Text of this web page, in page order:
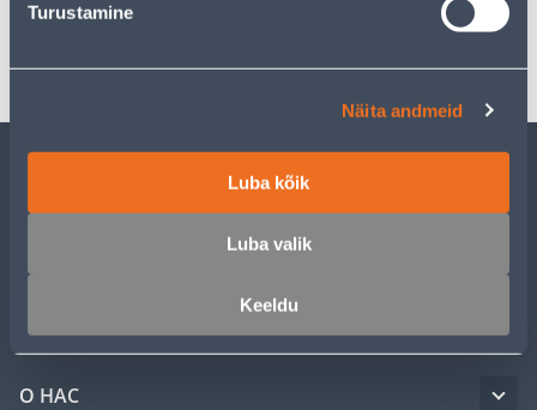
Turustamine
Näita andmeid
Luba kõik
Luba valik
Keeldu
ОБСЛУЖИВАНИЕ ЧАСТНЫХ КЛИЕНТОВ
КЛУБ МАСТЕРОВ
О НАС